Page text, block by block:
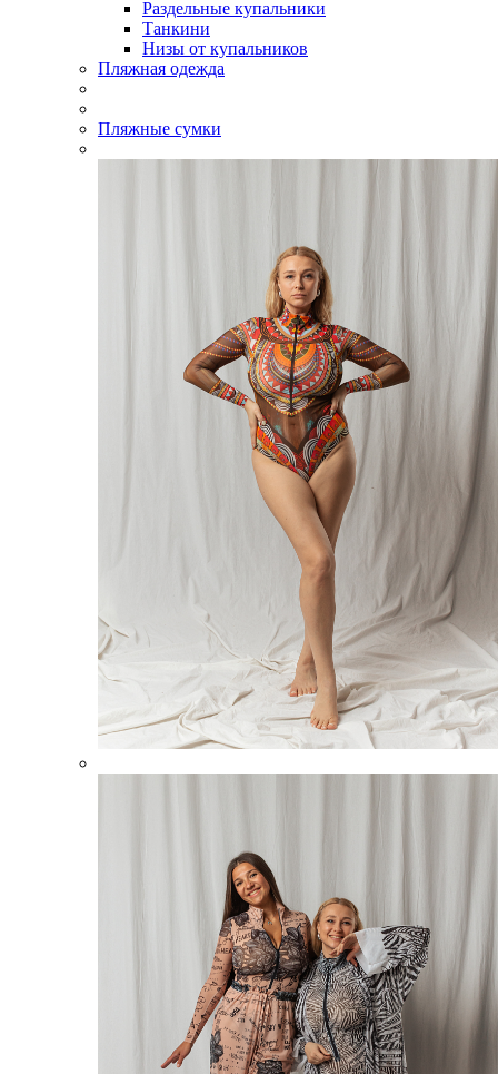
Раздельные купальники
Танкини
Низы от купальников
Пляжная одежда
Пляжные сумки